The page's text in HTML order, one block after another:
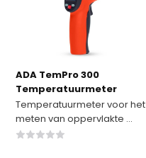
ADA TemPro 300
Temperatuurmeter
Temperatuurmeter voor het
meten van oppervlakte ...